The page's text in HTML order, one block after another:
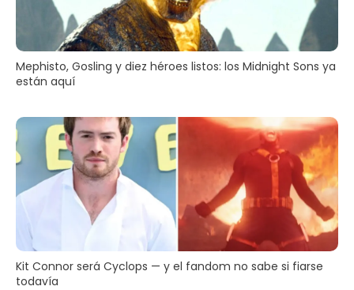
Mephisto, Gosling y diez héroes listos: los Midnight Sons ya
están aquí
Kit Connor será Cyclops — y el fandom no sabe si fiarse
todavía